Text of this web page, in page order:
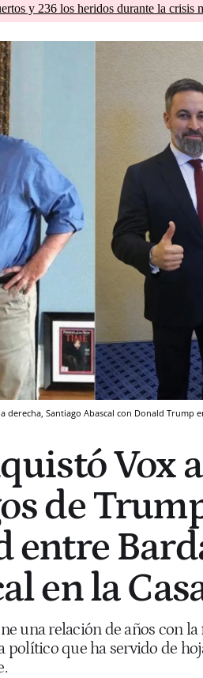
y 236 los heridos durante la crisis
Santiago Abascal con Donald Trump
Vox
de
entre
en la
una relación de años con
político que ha servido de